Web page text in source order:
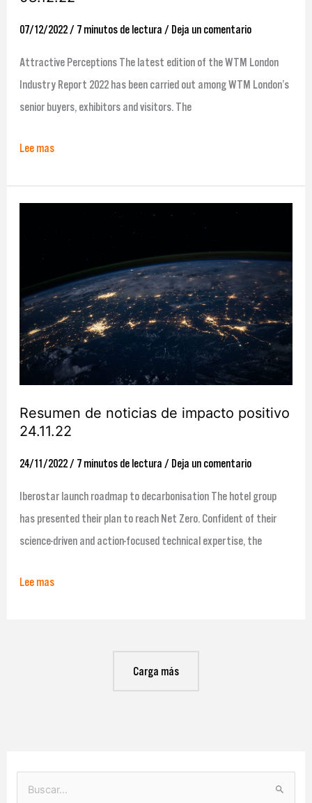
07/12/2022 / 7 minutos de lectura / Deja un comentario
Attractive Perceptions The latest edition of the WTM London
Industry Report 2022 has been carried out among WTM London’s
senior buyers, exhibitors and visitors. The
Lee mas
Resumen de noticias de impacto positivo
24.11.22
24/11/2022 / 7 minutos de lectura / Deja un comentario
Iberostar launch roadmap to decarbonisation The hotel group
has presented their plan to reach Net Zero. Confident of their
science-driven and action-focused technical expertise, the
noticias
impacto
positivo
24.11.22
Lee mas
Carga más